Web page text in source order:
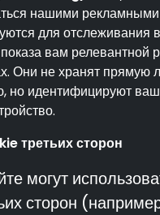
нашими
для отслеживания
вам релевантной
Они не хранят прямую
но идентифицируют ваш
третьих сторон
могут
сторон